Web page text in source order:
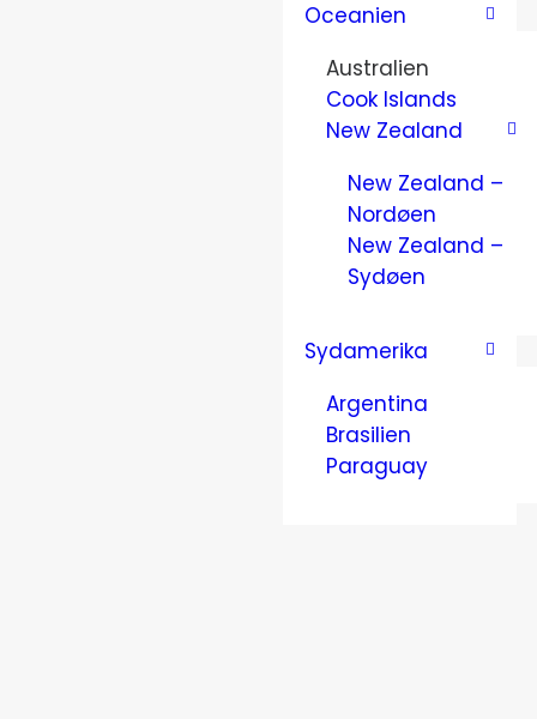
Oceanien
Australien
Cook Islands
New Zealand
New Zealand –
Nordøen
New Zealand –
Sydøen
Sydamerika
Argentina
Brasilien
Paraguay